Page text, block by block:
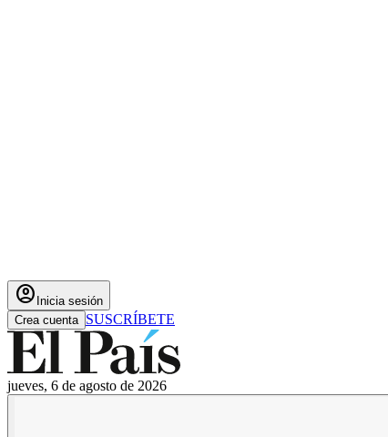
account_circle Inicia sesión
Crea cuenta SUSCRÍBETE
jueves, 6 de agosto de 2026